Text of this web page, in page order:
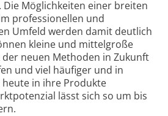
Die Möglichkeiten einer breiten
professionellen und
Umfeld werden damit deutlich
kleine und mittelgroße
neuen Methoden in Zukunft
und viel häufiger und in
in ihre Produkte
lässt sich so um bis